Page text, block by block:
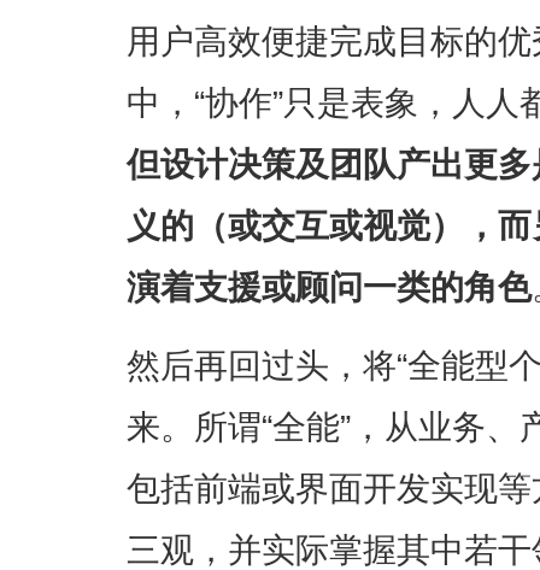
用户高效便捷完成目标的
中，“协作”只是表象，人人
但设计决策及团队产出更
义的（或交互或视觉），
演着支援或顾问一类的角色
然后再回过头，将“全能型
来。所谓“全能”，从业务
包括前端或界面开发实现
三观，并实际掌握其中若